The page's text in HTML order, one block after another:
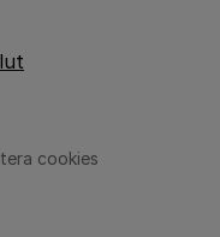
cookies